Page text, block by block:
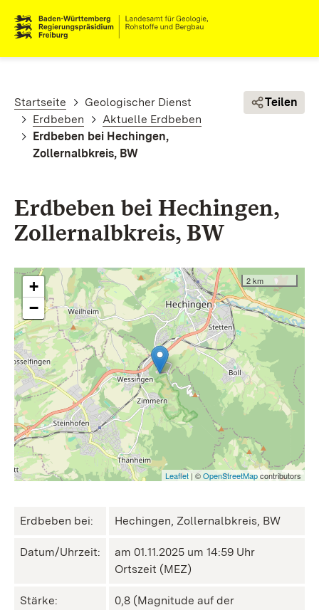
Pfadnavigation
Startseite
Geologischer Dienst
Erdbeben
Aktuelle Erdbeben
Erdbeben bei Hechingen,
Zollernalbkreis, BW
Teilen
Erdbeben bei Hechingen,
Zollernalbkreis, BW
+
−
2 km
Leaflet| ©OpenStreetMapcontributors
Erdbeben bei: Hechingen, Zollernalbkreis, BW
Datum/Uhrzeit:
am 01.11.2025 um 14:59 Uhr
Ortszeit (MEZ)
Stärke:
0,8 (Magnitude auf der